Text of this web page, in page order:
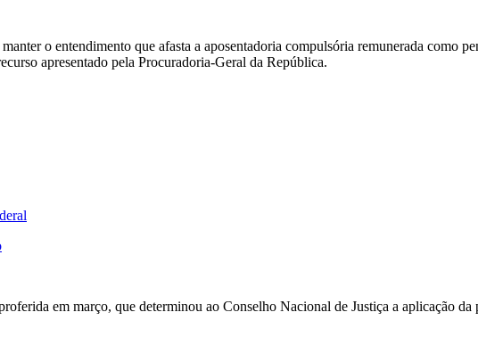
o entendimento que afasta a aposentadoria compulsória remunerada como
apresentado pela Procuradoria-Geral da República.
em março, que determinou ao Conselho Nacional de Justiça a aplicação da